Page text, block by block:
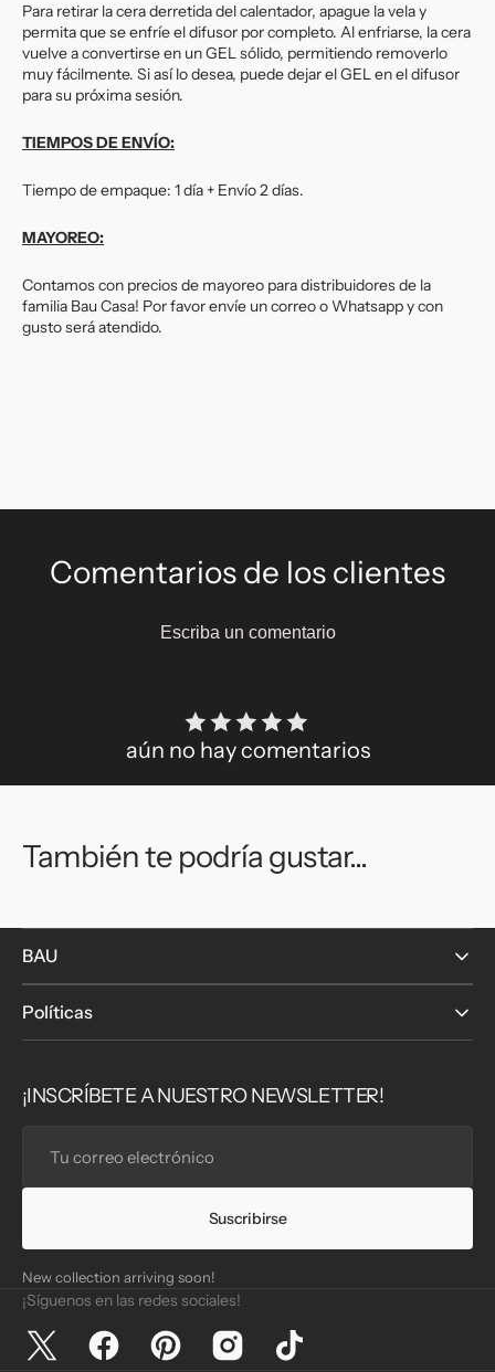
Para retirar la cera derretida del calentador, apague la vela y
permita que se enfríe el difusor por completo. Al enfriarse, la cera
vuelve a convertirse en un GEL sólido, permitiendo removerlo
muy fácilmente. Si así lo desea, puede dejar el GEL en el difusor
para su próxima sesión.
TIEMPOS DE ENVÍO:
Tiempo de empaque: 1 día + Envío 2 días.
MAYOREO:
Contamos con precios de mayoreo para distribuidores de la
familia Bau Casa! Por favor envíe un correo o Whatsapp y con
gusto será atendido.
Comentarios de los clientes
Escriba un comentario
aún no hay comentarios
También te podría gustar...
BAU
Políticas
¡INSCRÍBETE A NUESTRO NEWSLETTER!
correo
electrónico
Suscribirse
New collection arriving soon!
¡Síguenos en las redes sociales!
Twitter Facebook Pinterest Instagram TikTok